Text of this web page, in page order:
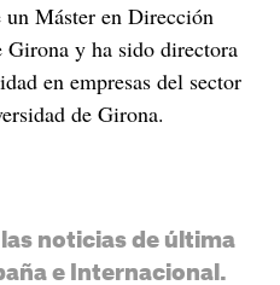
Máster en Dirección
Girona y ha sido directora
en empresas del sector
de Girona.
noticias de última
e Internacional.